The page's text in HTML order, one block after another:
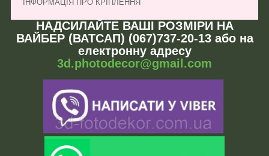
ІНФОРМАЦІЯ ПРО КРІПЛЕННЯ
НАДСИЛАЙТЕ ВАШІ РОЗМІРИ НА
ВАЙБЕР (ВАТСАП) (067)737-20-13 або на
електронну адресу
3d.photodecor@gmail.com